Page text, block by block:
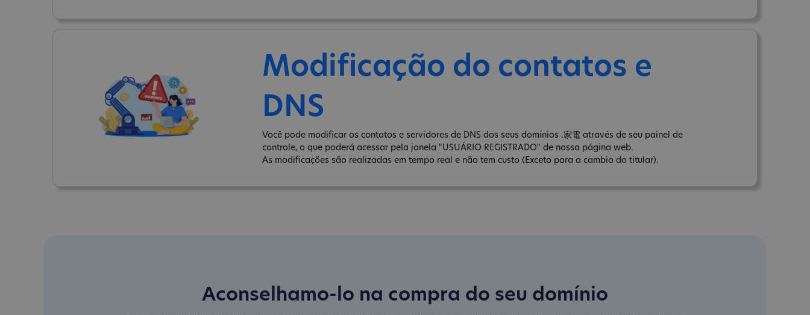
Modificação do contatos e
DNS
Você pode modificar os contatos e servidores de DNS dos seus domínios .家電 através de seu painel de
controle, o que poderá acessar pela janela "USUÁRIO REGISTRADO" de nossa página web.
As modificações são realizadas em tempo real e não tem custo (Exceto para a cambio do titular).
Aconselhamo-lo na compra do seu domínio